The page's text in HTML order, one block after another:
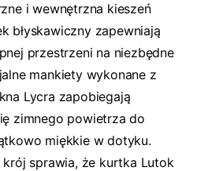
i wewnętrzna kieszeń
błyskawiczny zapewniają
przestrzeni na niezbędne
mankiety wykonane z
Lycra zapobiegają
zimnego powietrza do
miękkie w dotyku.
sprawia, że kurtka Lutok